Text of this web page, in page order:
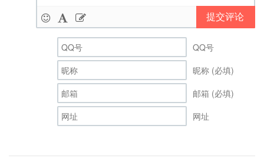
提交评论
QQ号
昵称 (必填)
邮箱 (必填)
网址